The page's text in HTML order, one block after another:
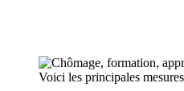
Voici les principales